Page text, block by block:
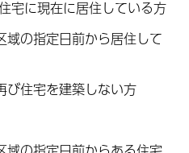
宅に現在に居住している方
の指定日前から居住して
住宅を建築しない方